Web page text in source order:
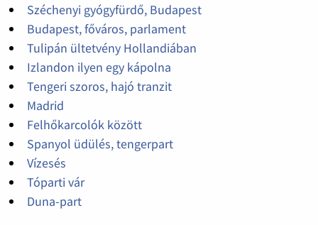
Széchenyi gyógyfürdő, Budapest
Budapest, főváros, parlament
Tulipán ültetvény Hollandiában
Izlandon ilyen egy kápolna
Tengeri szoros, hajó tranzit
Madrid
Felhőkarcolók között
Spanyol üdülés, tengerpart
Vízesés
Tóparti vár
Duna-part